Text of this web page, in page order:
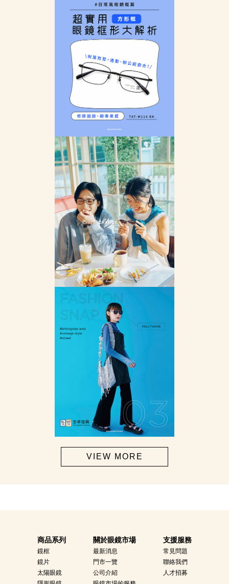
VIEW MORE
商品系列
鏡框
鏡片
太陽眼鏡
關於眼鏡市場
最新消息
門市一覽
公司介紹
支援服務
常見問題
聯絡我們
人才招募